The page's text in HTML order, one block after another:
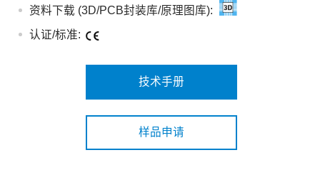
资料下载 (3D/PCB封装库/原理图库):
认证/标准:
技术手册
样品申请